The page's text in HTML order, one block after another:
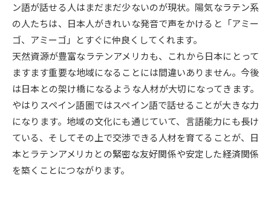
受験準備 資料検索
志望校・出願校を調べる
受験スケジュールを立てよう
テレメール全国一斉進学調査
新生活お役立ちガイド
ン語が話せる人はまだまだ少ないのが現状。陽気なラテン系
の人たちは、日本人がきれいな発音で声をかけると「アミー
ゴ、アミーゴ」とすぐに仲良くしてくれます。
天然資源が豊富なラテンアメリカも、これから日本にとって
ますます重要な地域になることには間違いありません。今後
は日本との架け橋になるような人材が大切になってきます。
やはりスペイン語圏ではスペイン語で話せることが大きな力
になります。地域の文化にも通じていて、言語能力にも長け
ている、そしてその上で交渉できる人材を育てることが、日
本とラテンアメリカとの緊密な友好関係や安定した経済関係
を築くことにつながります。